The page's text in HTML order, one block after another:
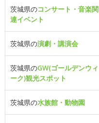
茨城県のコンサート・音楽関
連イベント
茨城県の演劇・講演会
茨城県のGW(ゴールデンウィ
ーク)観光スポット
茨城県の水族館・動物園